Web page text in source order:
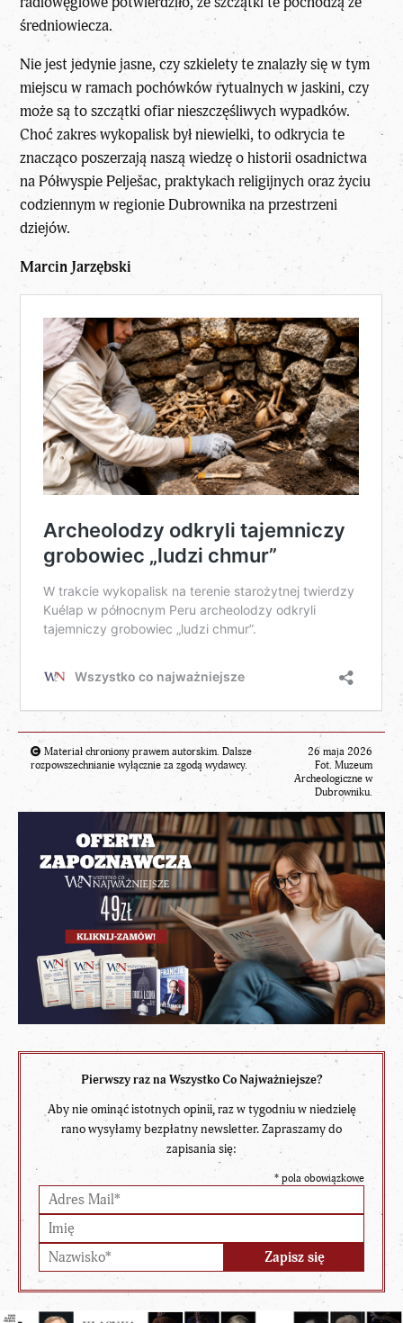
średniowiecza.
Nie jest jedynie jasne, czy szkielety te znalazły się w tym
miejscu w ramach pochówków rytualnych w jaskini, czy
może są to szczątki ofiar nieszczęśliwych wypadków.
Choć zakres wykopalisk był niewielki, to odkrycia te
znacząco poszerzają naszą wiedzę o historii osadnictwa
na Półwyspie Pelješac, praktykach religijnych oraz życiu
codziennym w regionie Dubrownika na przestrzeni
dziejów.
Marcin Jarzębski
Materiał chroniony prawem autorskim. Dalsze
rozpowszechnianie wyłącznie za zgodą wydawcy.
26 maja 2026
Fot. Muzeum
Archeologiczne w
Dubrowniku.
Pierwszy raz na Wszystko Co Najważniejsze?
Aby nie ominąć istotnych opinii, raz w tygodniu w niedzielę
rano wysyłamy bezpłatny newsletter. Zapraszamy do
zapisania się:
* pola obowiązkowe